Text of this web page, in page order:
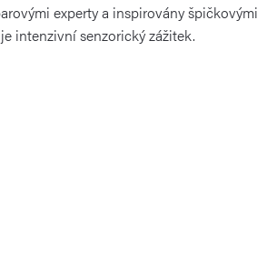
experty a inspirovány špičkovými
intenzivní senzorický zážitek.